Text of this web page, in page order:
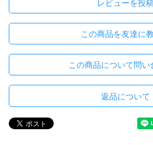
レビューを投
この商品を友達に
この商品について問い
返品について